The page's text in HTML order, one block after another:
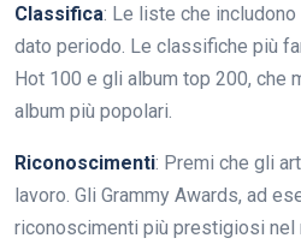
Classifica: Le liste che
dato periodo. Le classifiche più
Hot 100 e gli album top 200, che
album più popolari.
Riconoscimenti: Premi che gli
lavoro. Gli Grammy Awards, ad
riconoscimenti più prestigiosi nel